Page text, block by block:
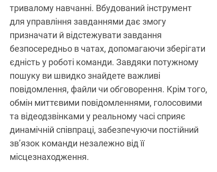
тривалому навчанні. Вбудований інструмент
для управління завданнями дає змогу
призначати й відстежувати завдання
безпосередньо в чатах, допомагаючи зберігати
єдність у роботі команди. Завдяки потужному
пошуку ви швидко знайдете важливі
повідомлення, файли чи обговорення. Крім того,
обмін миттєвими повідомленнями, голосовими
та відеодзвінками у реальному часі сприяє
динамічній співпраці, забезпечуючи постійний
зв’язок команди незалежно від її
місцезнаходження.